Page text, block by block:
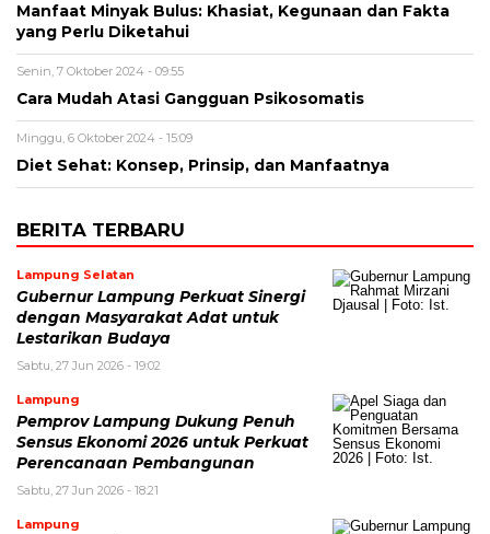
Manfaat Minyak Bulus: Khasiat, Kegunaan dan Fakta
yang Perlu Diketahui
Senin, 7 Oktober 2024 - 09:55
Cara Mudah Atasi Gangguan Psikosomatis
Minggu, 6 Oktober 2024 - 15:09
Diet Sehat: Konsep, Prinsip, dan Manfaatnya
BERITA TERBARU
Lampung Selatan
Gubernur Lampung Perkuat Sinergi
dengan Masyarakat Adat untuk
Lestarikan Budaya
Sabtu, 27 Jun 2026 - 19:02
Lampung
Pemprov Lampung Dukung Penuh
Sensus Ekonomi 2026 untuk Perkuat
Perencanaan Pembangunan
Sabtu, 27 Jun 2026 - 18:21
Lampung